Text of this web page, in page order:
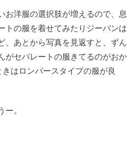
お洋服の選択肢が増えるので、息
トの服を着せてみたりジーパンは
、あとから写真を見返すと、ずん
がセパレートの服きてるのがおか
はロンパースタイプの服が良
ー。